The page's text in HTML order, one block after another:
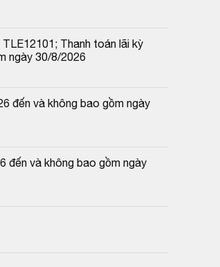
Thanh toán lãi kỳ
ngày 30/8/2026
đến và không bao gồm ngày
đến và không bao gồm ngày